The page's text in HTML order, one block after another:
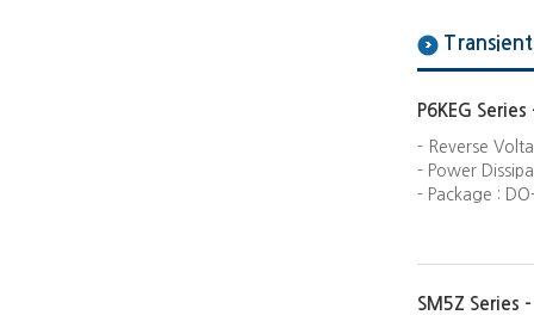
P6KEG
- Reverse
- Power
- Package :
SM5Z Series